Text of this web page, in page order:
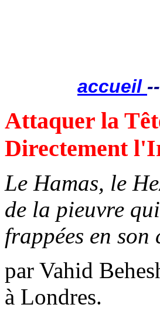
accueil --
Attaquer la
Directement
Le Hamas, le
de la pieuvre
frappées en son
par Vahid
à Londres.